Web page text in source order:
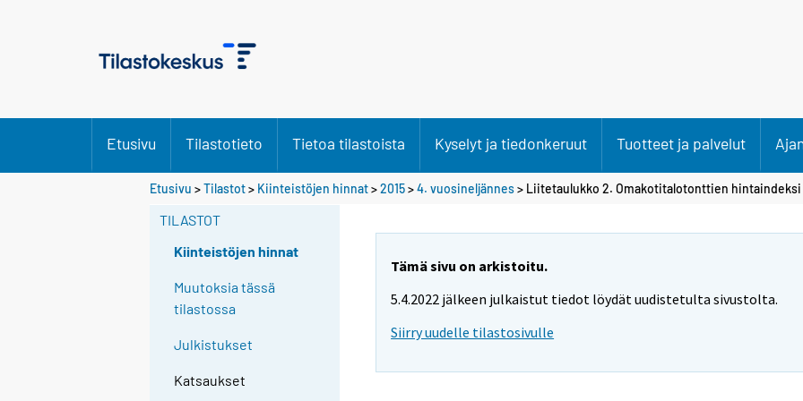
Etusivu Tilastotieto Tietoa tilastoista Kyselyt ja tiedonkeruut Tuotteet ja palvelut
Etusivu >Tilastot> Kiinteistöjen hinnat>2015>4. vuosineljännes> Liitetaulukko 2. Omakotitalotonttien hintaindeksi
TILASTOT
Kiinteistöjen hinnat
Muutoksia tässä
tilastossa
Julkistukset
Katsaukset
Tämä sivu on arkistoitu.
5.4.2022 jälkeen julkaistut tiedot löydät uudistetulta sivustolta.
Siirry uudelle tilastosivulle